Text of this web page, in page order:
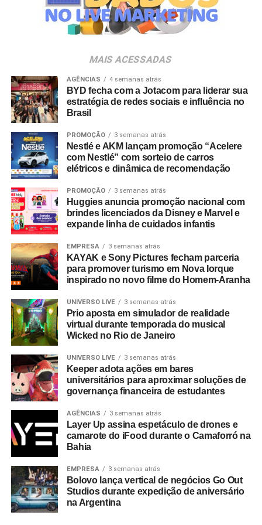
Veia”, conceito focado na valorização da cultura nacional,
da música e da hospitalidade carioca.
no canal oficial da Ticketmaster, com lote inicial a partir
de R$ 3.950,00. As demais atualizações e atrações do
evento serão divulgadas nos canais oficiais do camarote
nos próximos meses.
MAIS ACESSADAS
AGÊNCIAS 4 semanas atrás
BYD fecha com a Jotacom para liderar sua
estratégia de redes sociais e influência no
Brasil
PROMOÇÃO 3 semanas atrás
Nestlé e AKM lançam promoção “Acelere
com Nestlé” com sorteio de carros
elétricos e dinâmica de recomendação
PROMOÇÃO 3 semanas atrás
Huggies anuncia promoção nacional com
brindes licenciados da Disney e Marvel e
expande linha de cuidados infantis
EMPRESA 3 semanas atrás
KAYAK e Sony Pictures fecham parceria
para promover turismo em Nova Iorque
inspirado no novo filme do Homem-Aranha
UNIVERSO LIVE 3 semanas atrás
Prio aposta em simulador de realidade
virtual durante temporada do musical
Wicked no Rio de Janeiro
UNIVERSO LIVE 3 semanas atrás
Keeper adota ações em bares
universitários para aproximar soluções de
governança financeira de estudantes
AGÊNCIAS 3 semanas atrás
Layer Up assina espetáculo de drones e
camarote do iFood durante o Camaforró na
Bahia
EMPRESA 3 semanas atrás
Bolovo lança vertical de negócios Go Out
Studios durante expedição de aniversário
na Argentina